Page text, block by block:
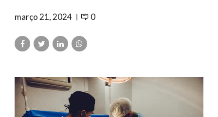
março 21, 2024 0